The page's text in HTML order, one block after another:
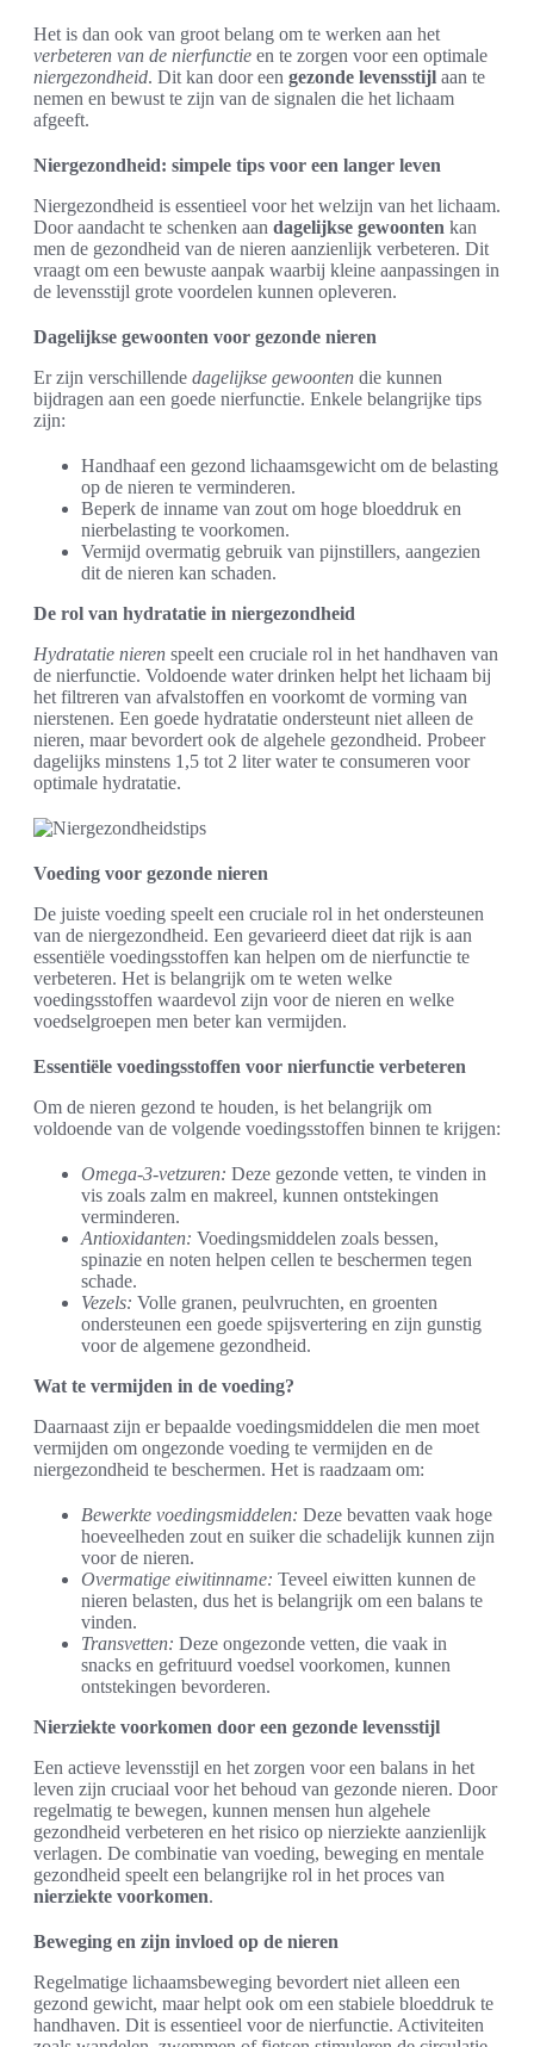
Het is dan ook van groot belang om te werken aan het
verbeteren van de nierfunctie en te zorgen voor een optimale
niergezondheid. Dit kan door een gezonde levensstijl aan te
nemen en bewust te zijn van de signalen die het lichaam
afgeeft.
Niergezondheid: simpele tips voor een langer leven
Niergezondheid is essentieel voor het welzijn van het lichaam.
Door aandacht te schenken aan dagelijkse gewoonten kan
men de gezondheid van de nieren aanzienlijk verbeteren. Dit
vraagt om een bewuste aanpak waarbij kleine aanpassingen in
de levensstijl grote voordelen kunnen opleveren.
Dagelijkse gewoonten voor gezonde nieren
Er zijn verschillende dagelijkse gewoonten die kunnen
bijdragen aan een goede nierfunctie. Enkele belangrijke tips
zijn:
Handhaaf een gezond lichaamsgewicht om de belasting
op de nieren te verminderen.
Beperk de inname van zout om hoge bloeddruk en
nierbelasting te voorkomen.
Vermijd overmatig gebruik van pijnstillers, aangezien
dit de nieren kan schaden.
De rol van hydratatie in niergezondheid
Hydratatie nieren speelt een cruciale rol in het handhaven van
de nierfunctie. Voldoende water drinken helpt het lichaam bij
het filtreren van afvalstoffen en voorkomt de vorming van
nierstenen. Een goede hydratatie ondersteunt niet alleen de
nieren, maar bevordert ook de algehele gezondheid. Probeer
dagelijks minstens 1,5 tot 2 liter water te consumeren voor
optimale hydratatie.
Voeding voor gezonde nieren
De juiste voeding speelt een cruciale rol in het ondersteunen
van de niergezondheid. Een gevarieerd dieet dat rijk is aan
essentiële voedingsstoffen kan helpen om de nierfunctie te
verbeteren. Het is belangrijk om te weten welke
voedingsstoffen waardevol zijn voor de nieren en welke
voedselgroepen men beter kan vermijden.
Essentiële voedingsstoffen voor nierfunctie verbeteren
Om de nieren gezond te houden, is het belangrijk om
voldoende van de volgende voedingsstoffen binnen te krijgen:
Omega-3-vetzuren: Deze gezonde vetten, te vinden in
vis zoals zalm en makreel, kunnen ontstekingen
verminderen.
Antioxidanten: Voedingsmiddelen zoals bessen,
spinazie en noten helpen cellen te beschermen tegen
schade.
Vezels: Volle granen, peulvruchten, en groenten
ondersteunen een goede spijsvertering en zijn gunstig
voor de algemene gezondheid.
Wat te vermijden in de voeding?
Daarnaast zijn er bepaalde voedingsmiddelen die men moet
vermijden om ongezonde voeding te vermijden en de
niergezondheid te beschermen. Het is raadzaam om:
Bewerkte voedingsmiddelen: Deze bevatten vaak hoge
hoeveelheden zout en suiker die schadelijk kunnen zijn
voor de nieren.
Overmatige eiwitinname: Teveel eiwitten kunnen de
nieren belasten, dus het is belangrijk om een balans te
vinden.
Transvetten: Deze ongezonde vetten, die vaak in
snacks en gefrituurd voedsel voorkomen, kunnen
ontstekingen bevorderen.
Nierziekte voorkomen door een gezonde levensstijl
Een actieve levensstijl en het zorgen voor een balans in het
leven zijn cruciaal voor het behoud van gezonde nieren. Door
regelmatig te bewegen, kunnen mensen hun algehele
gezondheid verbeteren en het risico op nierziekte aanzienlijk
verlagen. De combinatie van voeding, beweging en mentale
gezondheid speelt een belangrijke rol in het proces van
nierziekte voorkomen.
Beweging en zijn invloed op de nieren
Regelmatige lichaamsbeweging bevordert niet alleen een
gezond gewicht, maar helpt ook om een stabiele bloeddruk te
handhaven. Dit is essentieel voor de nierfunctie. Activiteiten